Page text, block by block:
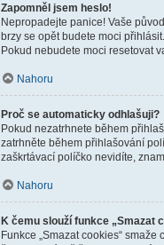
Zapomněl jsem heslo!
Nepropadejte panice! Vaše
brzy se opět budete moci přihlásit.
Pokud nebudete moci resetovat
Nahoru
Proč se automaticky odhlašuji?
Pokud nezatrhnete během
zatrhněte během přihlašování
zaškrtávací políčko nevidíte,
Nahoru
K čemu slouží funkce „Smazat
Funkce „Smazat cookies“